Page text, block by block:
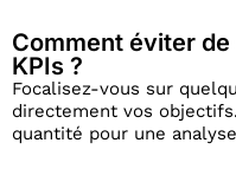
Comment éviter
KPIs ?
Focalisez-vous sur
directement vos
quantité pour une